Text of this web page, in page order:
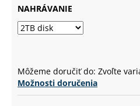
NAHRÁVANIE
Môžeme doručiť do: Zvoľte
Možnosti doručenia
ú
m
e